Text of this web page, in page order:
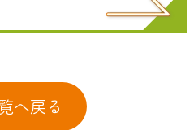
へ戻る